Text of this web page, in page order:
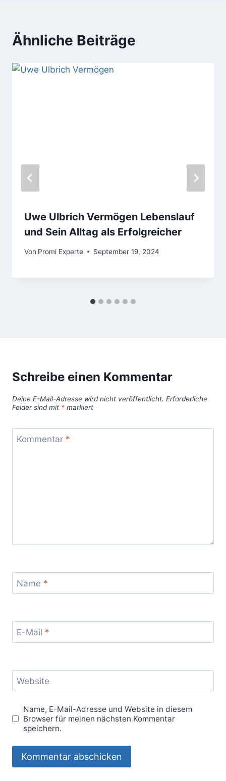
Ähnliche Beiträge
Uwe Ulbrich Vermögen Lebenslauf
und Sein Alltag als Erfolgreicher
Von Promi Experte September 19, 2024
Schreibe einen Kommentar
Deine E-Mail-Adresse wird nicht veröffentlicht. Erforderliche
Felder sind mit * markiert
Kommentar *
Name *
E-Mail *
Website
Name, E-Mail-Adresse und Website in diesem
Browser für meinen nächsten Kommentar
speichern.